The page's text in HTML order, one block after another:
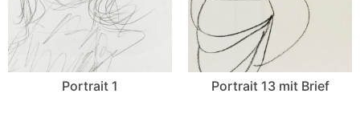
Portrait 1 Portrait 13 mit Brief